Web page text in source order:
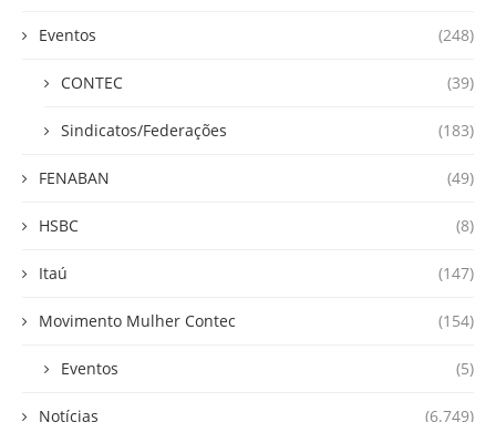
Eventos (248)
CONTEC (39)
Sindicatos/Federações (183)
FENABAN (49)
HSBC (8)
Itaú (147)
Movimento Mulher Contec (154)
Eventos (5)
Notícias (6.749)